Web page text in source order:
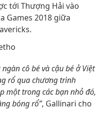
tới Thượng Hải vào
Games 2018 giữa
cô bé và cậu bé ở Việt
rổ qua chương trình
một trong các bạn nhỏ đó,
bóng rổ”, Gallinari cho